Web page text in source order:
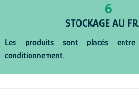
6
STOCKAGE AU
Les produits sont placés
conditionnement.